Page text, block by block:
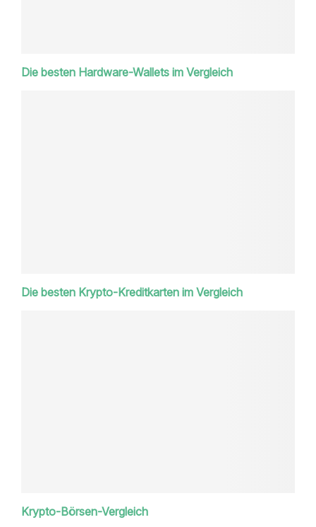
Die besten Hardware-Wallets im Vergleich
Die besten Krypto-Kreditkarten im Vergleich
Krypto-Börsen-Vergleich